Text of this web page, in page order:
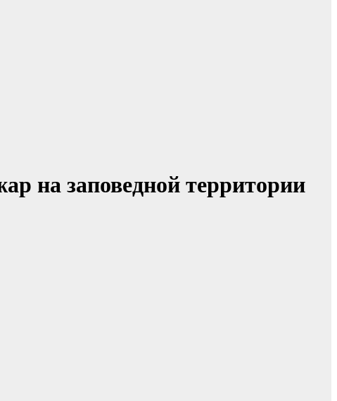
на заповедной территории